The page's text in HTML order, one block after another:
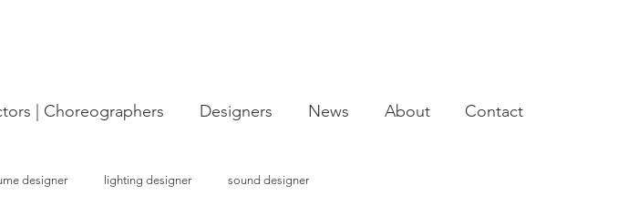
| Choreographers Designers News About Contact
designer lighting designer sound designer